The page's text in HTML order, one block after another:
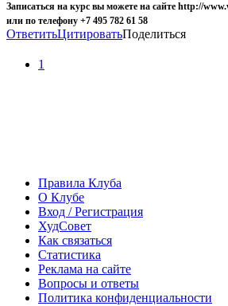
Записаться на курс вы можете на сайте http://
или по телефону +7 495 782 61 58
ОтветитьЦитироватьПоделиться
1
Правила Клуба
О Клубе
Вход / Регистрация
ХудСовет
Как связаться
Статистика
Реклама на сайте
Вопросы и ответы
Политика конфиденциальности